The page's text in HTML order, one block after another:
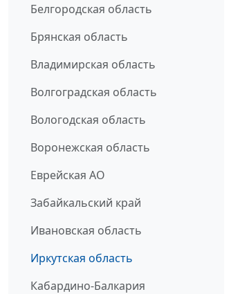
Белгородская область
Брянская область
Владимирская область
Волгоградская область
Вологодская область
Воронежская область
Еврейская АО
Забайкальский край
Ивановская область
Иркутская область
Кабардино-Балкария